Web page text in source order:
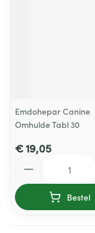
Emdohepar Canine
Omhulde Tabl 30
€ 19,05
Bestel